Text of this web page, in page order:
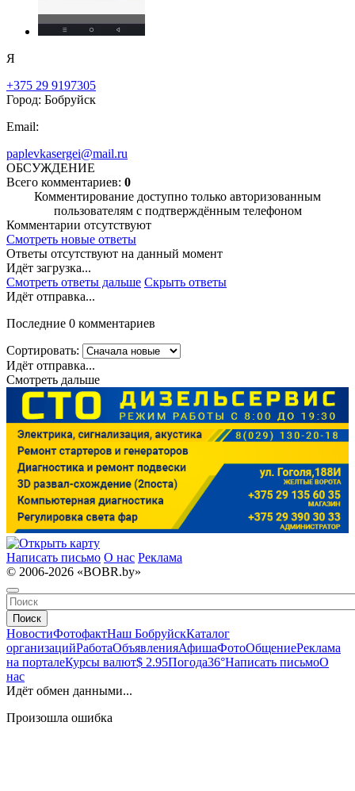
Я
+375 29 9197305
Город: Бобруйск
Email:
paplevkasergei@mail.ru
ОБСУЖДЕНИЕ
Всего комментариев: 0
Комментирование доступно только авторизованным
пользователям с подтверждённым телефоном
Комментарии отсутствуют
Смотреть новые ответы
Ответы отсутствуют на данный момент
Идёт загрузка...
Смотреть ответы дальше Скрыть ответы
Идёт отправка...
Последние 0 комментариев
Сортировать:
Идёт отправка...
Смотреть дальше
Написать письмо О нас Реклама
© 2006-2026 «BOBR.by»
Поиск
НовостиФотофактНаш БобруйскКаталог
организацийРаботаОбъявленияАфишаФотоОбщениеРеклама
на порталеКурсы валют$ 2.95Погода36°Написать письмоО
нас
Идёт обмен данными...
Произошла ошибка